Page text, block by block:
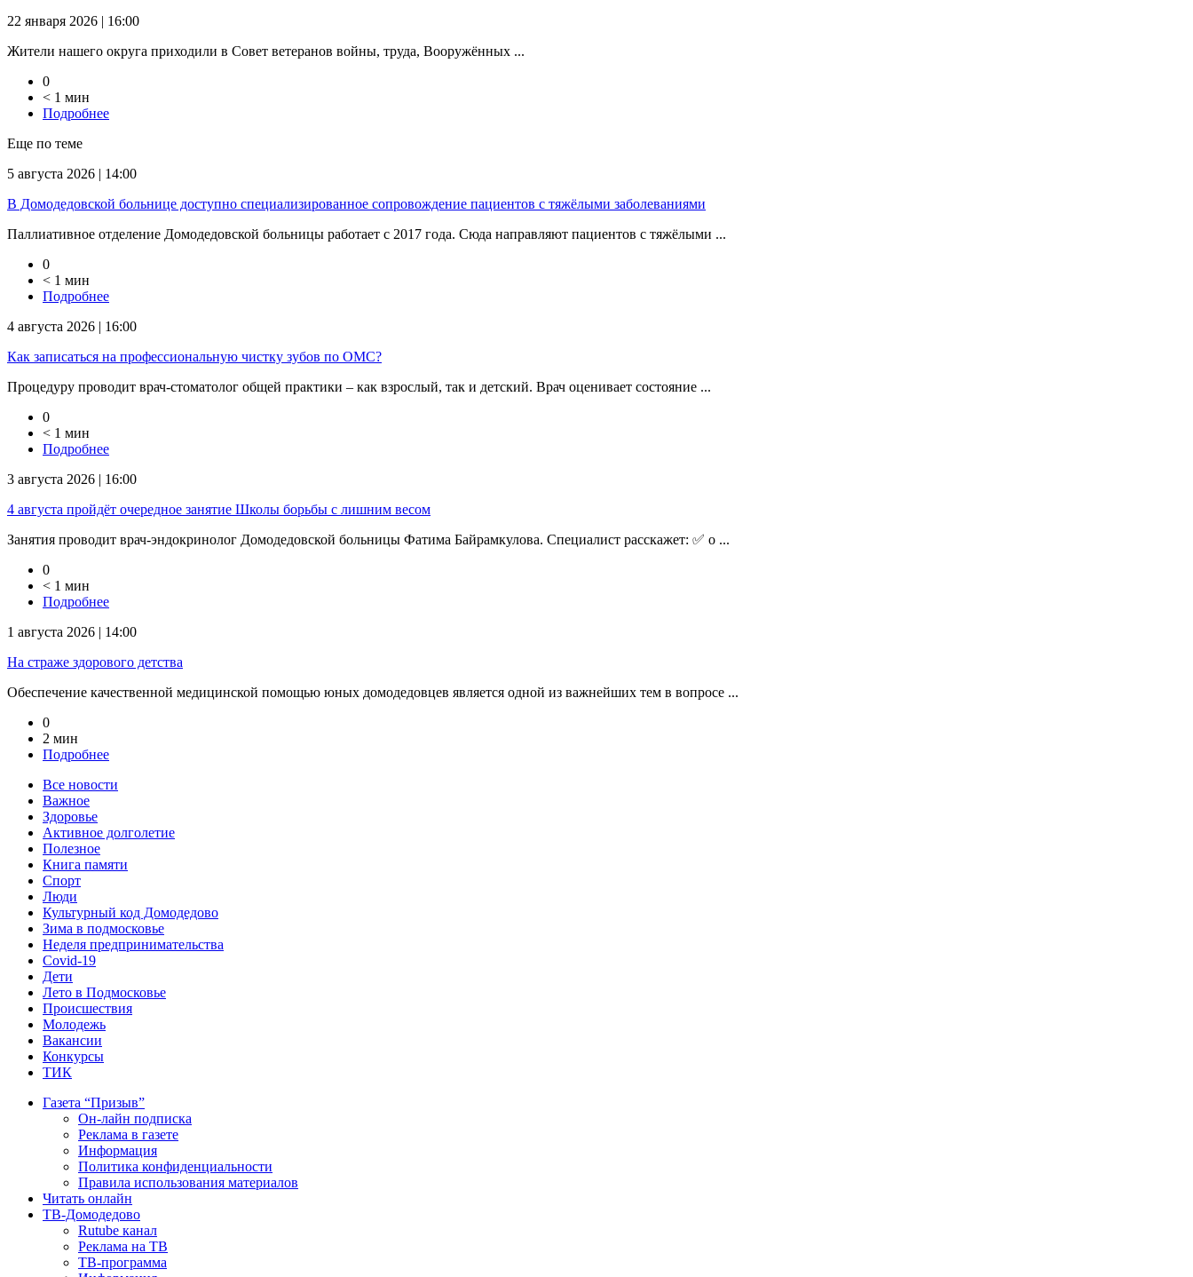
22 января 2026 | 16:00
Жители нашего округа приходили в Совет ветеранов войны, труда, Вооружённых ...
0
< 1 мин
Подробнее
Еще по теме
5 августа 2026 | 14:00
В Домодедовской больнице доступно специализированное сопровождение пациентов с тяжёлыми заболеваниями
Паллиативное отделение Домодедовской больницы работает с 2017 года. Сюда направляют пациентов с тяжёлыми ...
0
< 1 мин
Подробнее
4 августа 2026 | 16:00
Как записаться на профессиональную чистку зубов по ОМС?
Процедуру проводит врач-стоматолог общей практики – как взрослый, так и детский. Врач оценивает состояние ...
0
< 1 мин
Подробнее
3 августа 2026 | 16:00
4 августа пройдёт очередное занятие Школы борьбы с лишним весом
Занятия проводит врач-эндокринолог Домодедовской больницы Фатима Байрамкулова. Специалист расскажет: ✅ о ...
0
< 1 мин
Подробнее
1 августа 2026 | 14:00
На страже здорового детства
Обеспечение качественной медицинской помощью юных домодедовцев является одной из важнейших тем в вопросе ...
0
2 мин
Подробнее
Все новости
Важное
Здоровье
Активное долголетие
Полезное
Книга памяти
Спорт
Люди
Культурный код Домодедово
Зима в подмосковье
Неделя предпринимательства
Covid-19
Дети
Лето в Подмосковье
Происшествия
Молодежь
Вакансии
Конкурсы
ТИК
Газета “Призыв”
Он-лайн подписка
Реклама в газете
Информация
Политика конфиденциальности
Правила использования материалов
Читать онлайн
ТВ-Домодедово
Rutube канал
Реклама на ТВ
ТВ-программа